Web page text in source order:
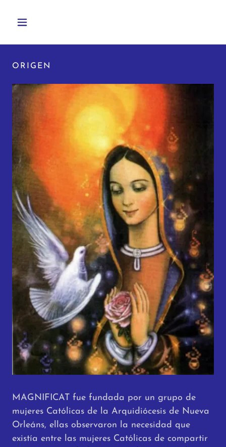
ORIGEN
MAGNIFICAT fue fundada por un grupo de
mujeres Católicas de la Arquidiócesis de Nueva
Orleáns, ellas observaron la necesidad que
existía entre las mujeres Católicas de compartir